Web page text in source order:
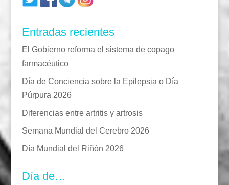
Entradas recientes
El Gobierno reforma el sistema de copago
farmacéutico
Día de Conciencia sobre la Epilepsia o Día
Púrpura 2026
Diferencias entre artritis y artrosis
Semana Mundial del Cerebro 2026
Día Mundial del Riñón 2026
Día de…